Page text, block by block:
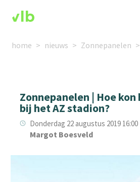
home nieuws Zonnepanelen
Zonnepanelen | Hoe
bij het AZ stadion?
Donderdag 22 augustus 2019 16:00
Margot Boesveld